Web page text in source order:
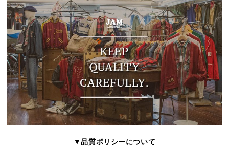
▼品質ポリシーについて